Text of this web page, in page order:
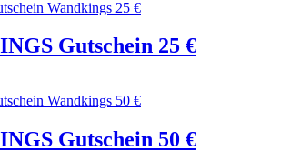
Gutschein 25 €
Gutschein 50 €